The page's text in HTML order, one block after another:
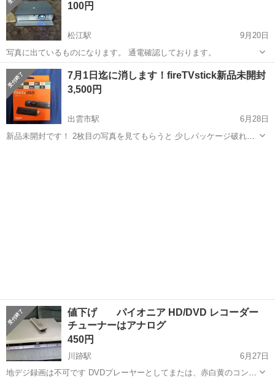
100円
松江駅
9月20日
写真に出ているものになります。 通電確認しております。
島根 松江市 松江駅 映像プレーヤー、レコーダー
プロジェクター
7月1日迄に消します！fireTVstick新品未開封
3,500円
出雲市駅
6月28日
新品未開封です！ 2枚目の写真を見てもらうと 少しパッケージ破れが
値下げ パイオニア HD/DVD レコーダー
チューナーはアナログ
450円
川跡駅
6月27日
地デジ録画は不可です DVDプレーヤーとしてまたは、赤白黄のコンポ